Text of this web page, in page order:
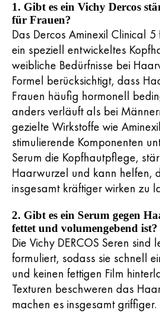
1. Gibt es ein Vichy Dercos
für Frauen?
Das Dercos Aminexil Clinical 5
ein speziell entwickeltes
weibliche Bedürfnisse bei
Formel berücksichtigt, dass
Frauen häufig hormonell
anders verläuft als bei
gezielte Wirkstoffe wie
stimulierende Komponenten
Serum die Kopfhautpflege,
Haarwurzel und kann helfen,
insgesamt kräftiger wirken zu
2. Gibt es ein Serum gegen
fettet und volumengebend ist?
Die Vichy DERCOS Seren sind
formuliert, sodass sie schnell
und keinen fettigen Film
Texturen beschweren das
machen es insgesamt griffiger.